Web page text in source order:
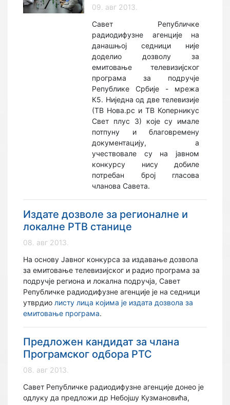
09. авг 2013.
Савет Републичке
радиодифузне агенције на
данашњој седници није
доделио дозволу за
емитовање телевизијског
програма за подручје
Републике Србије - мрежа
К5. Ниједна од две телевизије
(ТВ Нова.рс и ТВ Коперникус
Свет плус 3) које су имале
потпуну и благовремену
документацију, а
учествовале су на јавном
конкурсу нису добиле
потребан број гласова
чланова Савета.
Издате дозволе за регионалне и
локалне РТВ станице
08. авг 2013.
На основу Јавног конкурсa за издавање дозвола
за емитовање телевизијског и радио програма за
подручје региона и локална подручја, Савет
Републичке радиодифузне агенције је на седници
утврдио листу лица којима је издата дозвола за
емитовање програма.
Предложен кандидат за члана
Програмског одбора РТС
08. авг 2013.
Савет Републичке радиодифузне агенције донео је
одлуку да предложи др Небојшу Кузмановића,